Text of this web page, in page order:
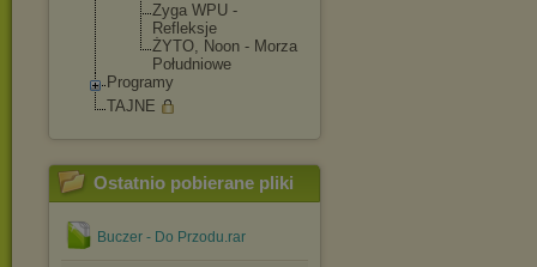
Zyga WPU -
Refleksje
ŻYTO, Noon - Morza
Południowe
Programy
TAJNE
Ostatnio pobierane pliki
Buczer - Do Przodu.rar